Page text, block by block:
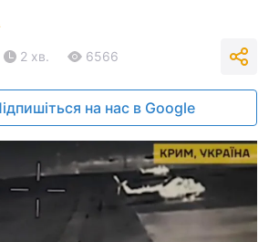
2 хв. 6566
на нас в Google